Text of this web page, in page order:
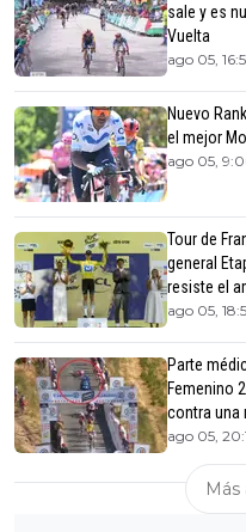
sale y es
Vuelta
ago 05,
Nuevo
el mejor
ago 05,
Tour de
general
resiste el
ago 05,
Parte
Femenino
contra una
ago 05,